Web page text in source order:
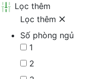
Lọc thêm
Lọc thêm
Số phòng ngủ
1
2